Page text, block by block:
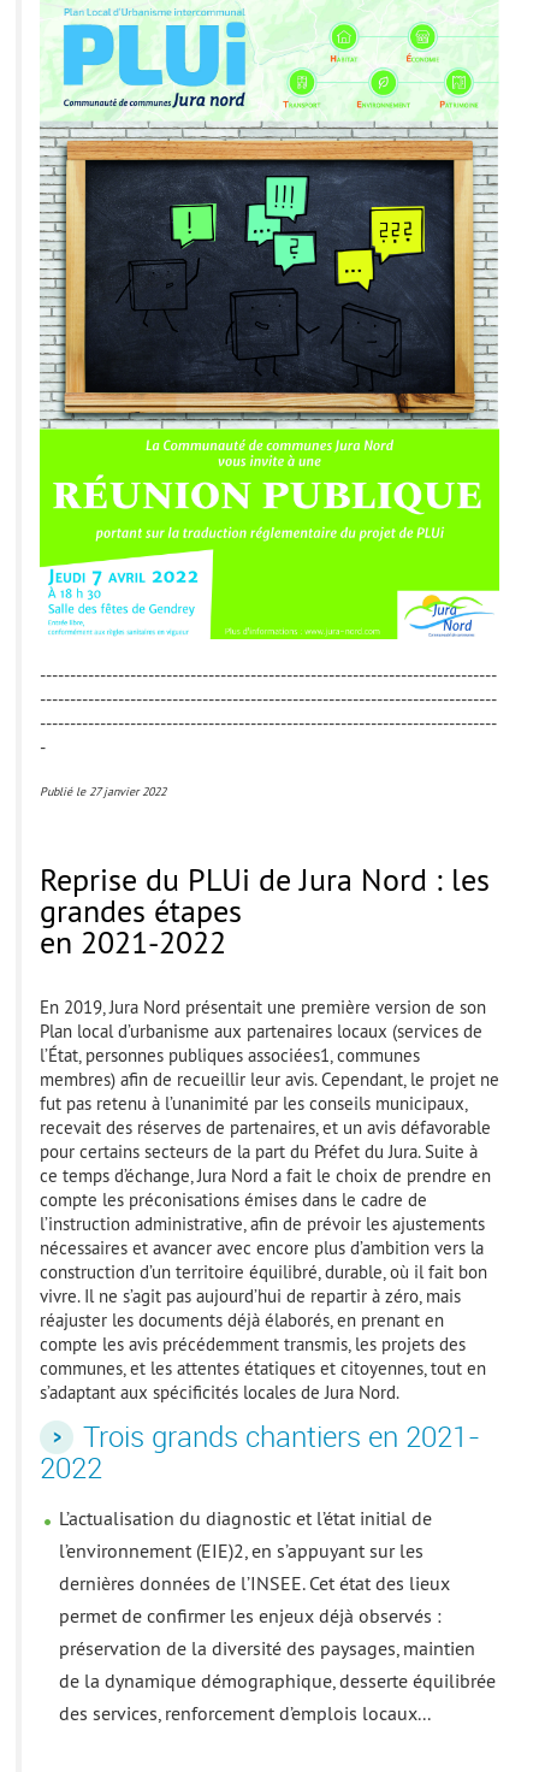
----------------------------------------------------------------------------
----------------------------------------------------------------------------
----------------------------------------------------------------------------
-
Publié le 27 janvier 2022
Reprise du PLUi de Jura Nord : les
grandes étapes
en 2021-2022
En 2019, Jura Nord présentait une première version de son
Plan local d’urbanisme aux partenaires locaux (services de
l’État, personnes publiques associées1,communes
membres) afin de recueillir leur avis. Cependant, le projet ne
fut pas retenu à l’unanimité par les conseils municipaux,
recevait des réserves de partenaires, et un avis défavorable
pour certains secteurs de la part du Préfet du Jura. Suite à
ce temps d’échange, Jura Nord a fait le choix de prendre en
compte les préconisations émises dans le cadre de
l’instruction administrative, afin de prévoir les ajustements
nécessaires et avancer avec encore plus d’ambition vers la
construction d’un territoire équilibré, durable, où il fait bon
vivre. Il ne s’agit pas aujourd’hui de repartir à zéro, mais
réajuster les documents déjà élaborés, en prenant en
compte les avis précédemment transmis, les projets des
communes, et les attentes étatiques et citoyennes, tout en
s’adaptant aux spécificités locales de Jura Nord.
Trois grands chantiers en 2021-
2022
L’actualisation du diagnostic et l’état initial de
l’environnement (EIE)2 , en s’appuyant sur les
dernières données de l’INSEE. Cet état des lieux
permet de confirmer les enjeux déjà observés :
préservation de la diversité des paysages, maintien
de la dynamique démographique, desserte équilibrée
des services, renforcement d’emplois locaux...